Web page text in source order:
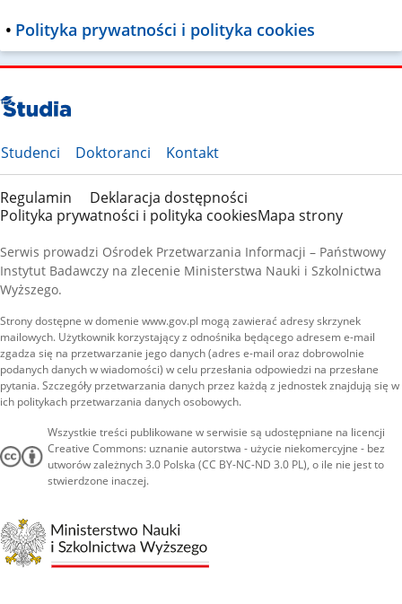
• Polityka prywatności i polityka cookies
Studenci Doktoranci Kontakt
Regulamin
Deklaracja dostępności
Polityka prywatności i polityka cookiesMapa strony
Serwis prowadzi Ośrodek Przetwarzania Informacji – Państwowy
Instytut Badawczy na zlecenie Ministerstwa Nauki i Szkolnictwa
Wyższego.
Strony dostępne w domenie www.gov.pl mogą zawierać adresy skrzynek
mailowych. Użytkownik korzystający z odnośnika będącego adresem e-mail
zgadza się na przetwarzanie jego danych (adres e-mail oraz dobrowolnie
podanych danych w wiadomości) w celu przesłania odpowiedzi na przesłane
pytania. Szczegóły przetwarzania danych przez każdą z jednostek znajdują się w
ich politykach przetwarzania danych osobowych.
Wszystkie treści publikowane w serwisie są udostępniane na licencji
Creative Commons: uznanie autorstwa - użycie niekomercyjne - bez
utworów zależnych 3.0 Polska (CC BY-NC-ND 3.0 PL), o ile nie jest to
stwierdzone inaczej.